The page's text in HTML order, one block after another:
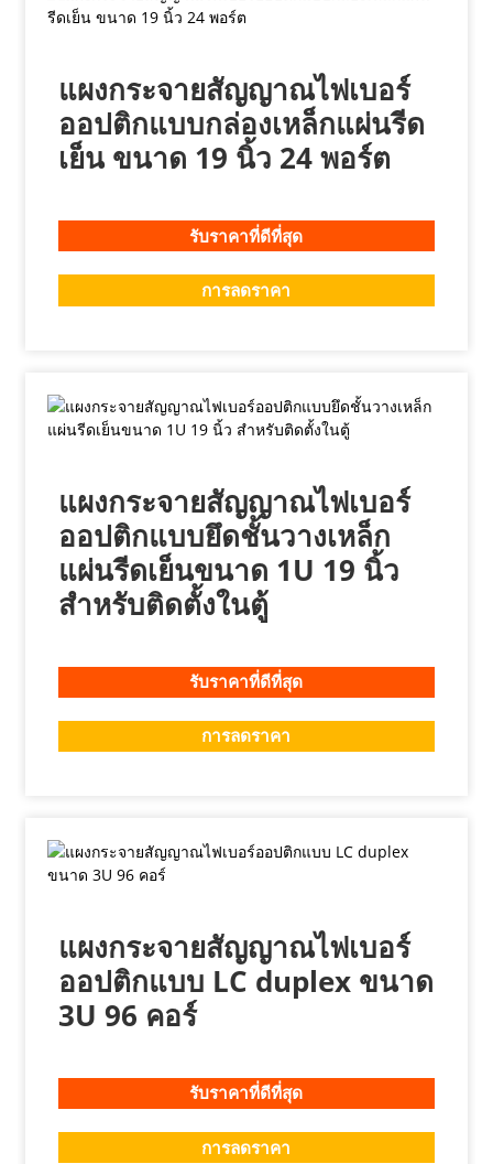
แผงกระจายสัญญาณไฟเบอร์
ออปติกแบบกล่องเหล็กแผ่นรีด
เย็น ขนาด 19 นิ้ว 24 พอร์ต
รับราคาที่ดีที่สุด
การลดราคา
แผงกระจายสัญญาณไฟเบอร์
ออปติกแบบยึดชั้นวางเหล็ก
แผ่นรีดเย็นขนาด 1U 19 นิ้ว
สำหรับติดตั้งในตู้
รับราคาที่ดีที่สุด
การลดราคา
แผงกระจายสัญญาณไฟเบอร์
ออปติกแบบ LC duplex ขนาด
3U 96 คอร์
รับราคาที่ดีที่สุด
การลดราคา